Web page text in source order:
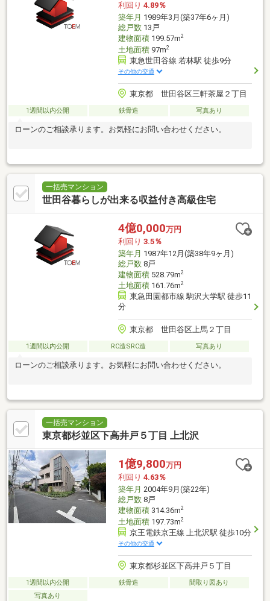
利回り 4.89％
築年月 1989年3月(築37年6ヶ月)
総戸数13戸
建物面積199.57m2
土地面積97m2
東急世田谷線 若林駅 徒歩9分
その他の交通
東京都 世田谷区三軒茶屋２丁目
1週間以内公開 鉄骨造 写真あり
ローンのご相談承ります。お気軽にお問い合わせください。
一括売マンション
世田谷暮らしが出来る収益付き高級住宅
4億0,000万円
利回り 3.5％
築年月 1987年12月(築38年9ヶ月)
総戸数8戸
建物面積528.79m2
土地面積161.76m2
東急田園都市線 駒沢大学駅 徒歩11
分
東京都 世田谷区上馬２丁目
1週間以内公開 RC造SRC造 写真あり
ローンのご相談承ります。お気軽にお問い合わせください。
一括売マンション
東京都杉並区下高井戸５丁目 上北沢
1億9,800万円
利回り 4.63％
築年月 2004年9月(築22年)
総戸数8戸
建物面積314.36m2
土地面積197.73m2
京王電鉄京王線 上北沢駅 徒歩10分
その他の交通
東京都杉並区下高井戸５丁目
1週間以内公開 鉄骨造
間取り図あり
写真あり